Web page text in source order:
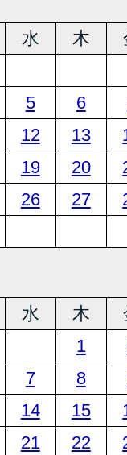
水 木
5 6
12 13
19 20
26 27
水 木
1
7 8
14 15
21 22